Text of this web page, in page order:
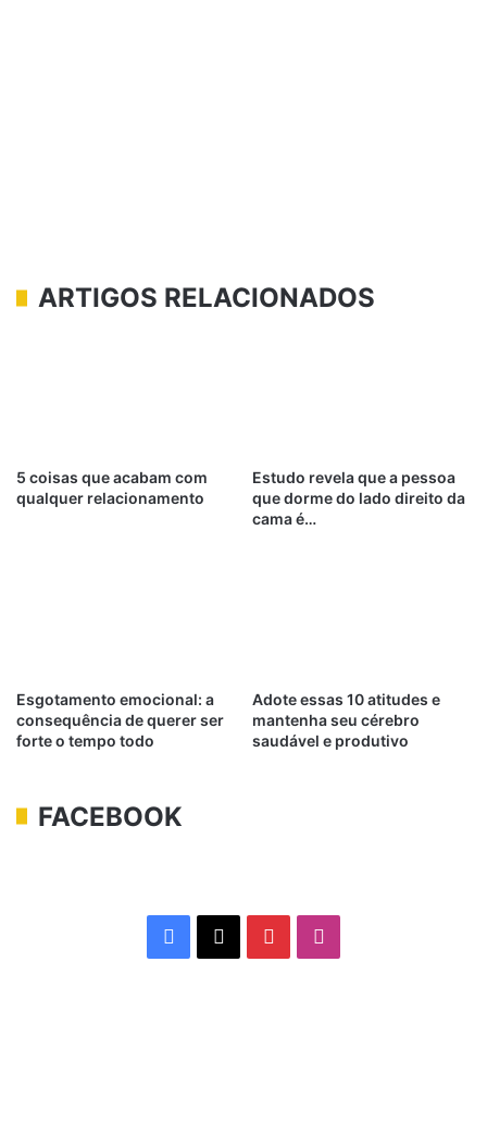
ARTIGOS RELACIONADOS
5 coisas que acabam com
qualquer relacionamento
Estudo revela que a pessoa
que dorme do lado direito da
cama é…
Esgotamento emocional: a
consequência de querer ser
forte o tempo todo
Adote essas 10 atitudes e
mantenha seu cérebro
saudável e produtivo
FACEBOOK
Facebook
X Pinterest